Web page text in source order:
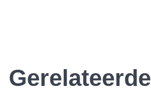
Gerelateerde